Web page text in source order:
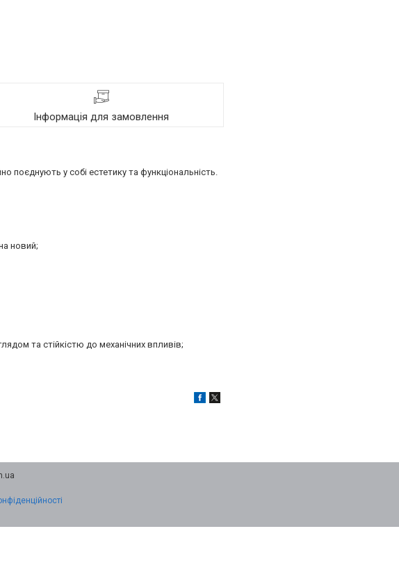
Інформація для замовлення
поєднують у собі естетику та функціональність.
новий;
та стійкістю до механічних впливів;